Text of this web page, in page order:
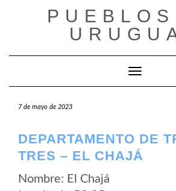
Cambiar
7 de mayo de 2023
DEPARTAMENTO DE
TRES – EL CHAJÁ
Nombre: El Chajá